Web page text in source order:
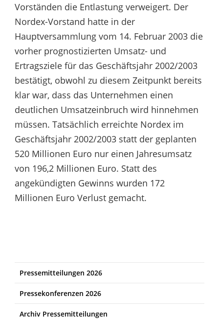
Vorständen die Entlastung verweigert. Der
Nordex-Vorstand hatte in der
Hauptversammlung vom 14. Februar 2003 die
vorher prognostizierten Umsatz- und
Ertragsziele für das Geschäftsjahr 2002/2003
bestätigt, obwohl zu diesem Zeitpunkt bereits
klar war, dass das Unternehmen einen
deutlichen Umsatzeinbruch wird hinnehmen
müssen. Tatsächlich erreichte Nordex im
Geschäftsjahr 2002/2003 statt der geplanten
520 Millionen Euro nur einen Jahresumsatz
von 196,2 Millionen Euro. Statt des
angekündigten Gewinns wurden 172
Millionen Euro Verlust gemacht.
Pressemitteilungen 2026
Pressekonferenzen 2026
Archiv Pressemitteilungen